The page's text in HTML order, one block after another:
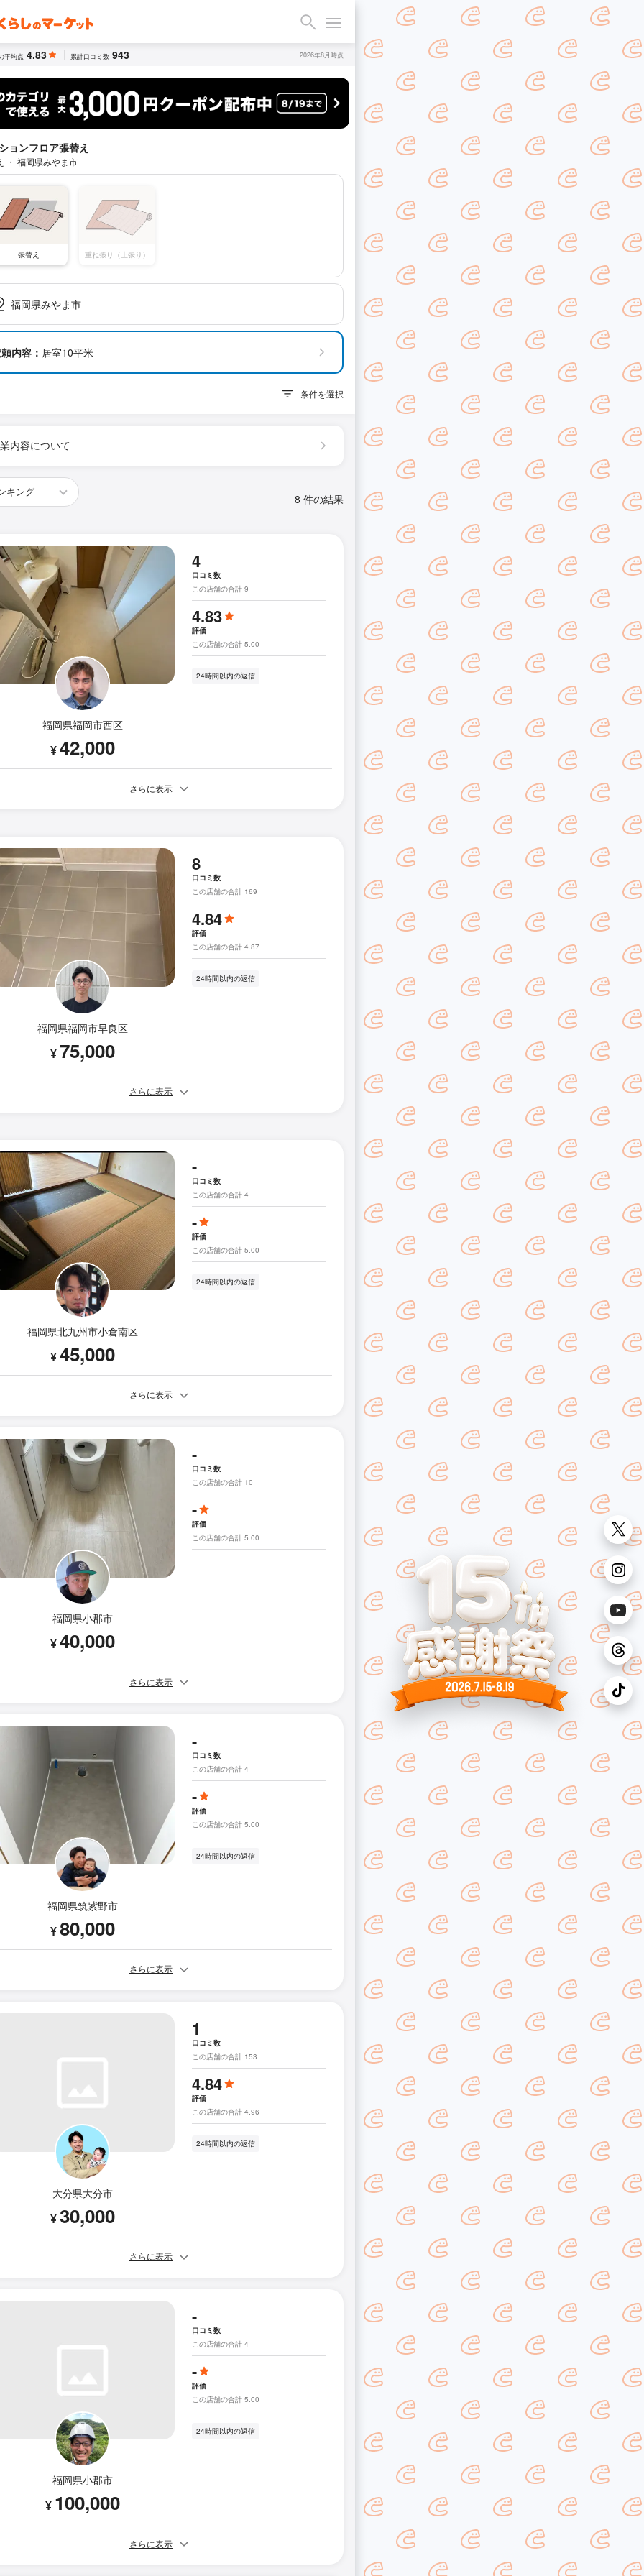
平均点 4.83 累計口コミ数 943 2026年8月時点
ョンフロア張替え
・ 福岡県みやま市
張替え 重ね張り（上張り）
福岡県みやま市
内容： 居室10平米
条件を選択
内容について
8 件の結果
福岡県福岡市西区
¥42,000
4
口コミ数
この店舗の合計 9
4.83
評価
この店舗の合計 5.00
24時間以内の返信
さらに表示
福岡県福岡市早良区
¥75,000
8
口コミ数
この店舗の合計 169
4.84
評価
この店舗の合計 4.87
24時間以内の返信
さらに表示
福岡県北九州市小倉南区
¥45,000
-
口コミ数
この店舗の合計 4
-
評価
この店舗の合計 5.00
24時間以内の返信
さらに表示
福岡県小郡市
¥40,000
-
口コミ数
この店舗の合計 10
-
評価
この店舗の合計 5.00
さらに表示
福岡県筑紫野市
¥80,000
-
口コミ数
この店舗の合計 4
-
評価
この店舗の合計 5.00
24時間以内の返信
さらに表示
大分県大分市
¥30,000
1
口コミ数
この店舗の合計 153
4.84
評価
この店舗の合計 4.96
24時間以内の返信
さらに表示
福岡県小郡市
¥ 100,000
-
口コミ数
この店舗の合計 4
-
評価
この店舗の合計 5.00
24時間以内の返信
さらに表示